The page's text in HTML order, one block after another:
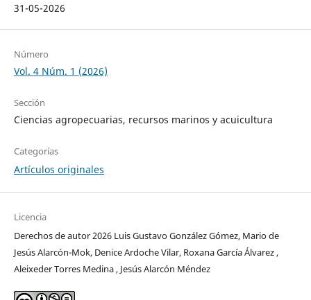
31-05-2026
Número
Vol. 4 Núm. 1 (2026)
Sección
Ciencias agropecuarias, recursos marinos y acuicultura
Categorías
Artículos originales
Licencia
Derechos de autor 2026 Luis Gustavo González Gómez, Mario de
Jesús Alarcón-Mok, Denice Ardoche Vilar, Roxana García Álvarez ,
Aleixeder Torres Medina , Jesús Alarcón Méndez